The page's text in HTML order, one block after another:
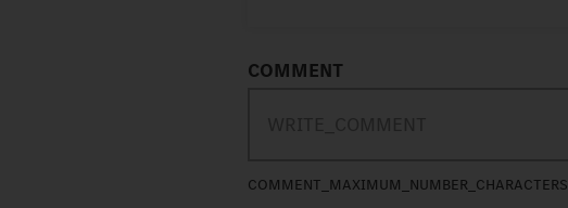
COMMENT
COMMENT_MAXIMUM_NUMBER_CHARACTERS